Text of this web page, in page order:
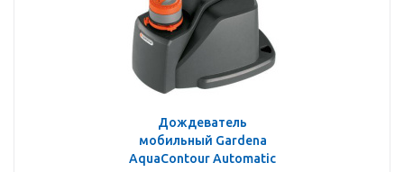
Дождеватель
мобильный Gardena
AquaContour Automatic